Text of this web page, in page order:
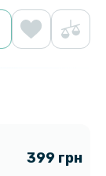
399 грн